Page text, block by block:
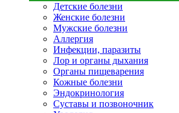
Детские болезни
Женские болезни
Мужские болезни
Аллергия
Инфекции, паразиты
Лор и органы дыхания
Органы пищеварения
Кожные болезни
Эндокринология
Суставы и позвоночник